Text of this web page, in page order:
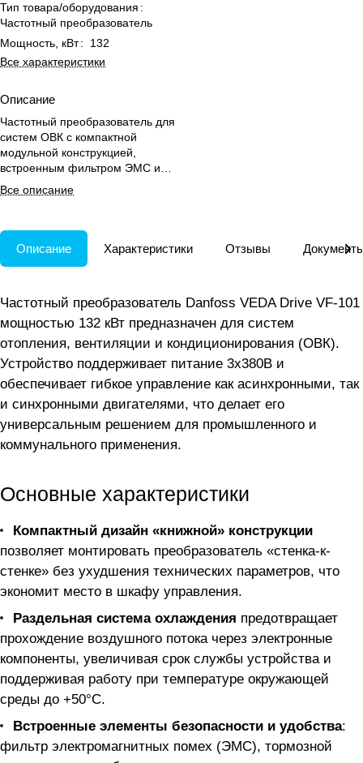
Тип товара/оборудования :
Частотный преобразователь
Мощность, кВт:
132
Все характеристики
Описание
Частотный преобразователь для
систем ОВК с компактной
модульной конструкцией,
встроенным фильтром ЭМС и
адаптацией к двигателю для
быстрого запуска.
Все описание
Описание Характеристики Отзывы
Частотный преобразователь Danfoss VEDA Drive VF-101
мощностью 132 кВт предназначен для систем
отопления, вентиляции и кондиционирования (ОВК).
Устройство поддерживает питание 3х380В и
обеспечивает гибкое управление как асинхронными, так
и синхронными двигателями, что делает его
универсальным решением для промышленного и
коммунального применения.
Основные характеристики
Компактный дизайн «книжной» конструкции
позволяет монтировать преобразователь «стенка-к-
стенке» без ухудшения технических параметров, что
экономит место в шкафу управления.
Раздельная система охлаждения предотвращает
прохождение воздушного потока через электронные
компоненты, увеличивая срок службы устройства и
поддерживая работу при температуре окружающей
среды до +50°C.
Встроенные элементы безопасности и удобства:
фильтр электромагнитных помех (ЭМС), тормозной